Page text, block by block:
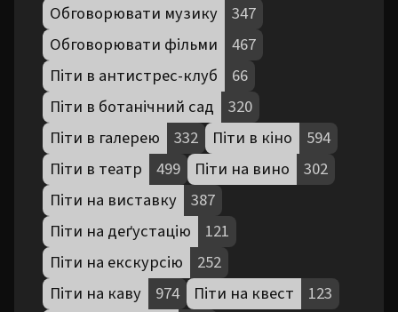
Обговорювати музику
347
Обговорювати фільми
467
Піти в антистрес-клуб
66
Піти в ботанічний сад
320
Піти в галерею
332 Піти в кіно
594
Піти в театр
499 Піти на вино
302
Піти на виставку
387
Піти на деґустацію
121
Піти на екскурсію
252
Піти на каву
974 Піти на квест
123